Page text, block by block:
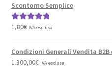
Scontorno Semplice
Valutato 5.00
1,80€ IVA esclusa
Condizioni Generali Vendita B2B
1.300,00€ IVA esclusa